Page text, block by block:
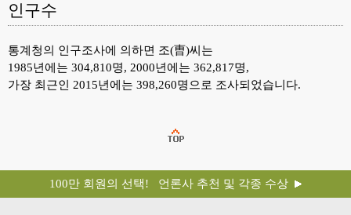
인구수
통계청의 인구조사에 의하면 조(曺)씨는
1985년에는 304,810명, 2000년에는 362,817명,
가장 최근인 2015년에는 398,260명으로 조사되었습니다.
100만 회원의 선택! 언론사 추천 및 각종 수상